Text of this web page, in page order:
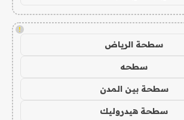
!
سطحة الرياض
سطحه
سطحة بين المدن
سطحة هيدروليك